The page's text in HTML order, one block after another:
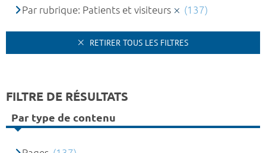
Par rubrique: Patients et visiteurs
(137)
RETIRER TOUS LES FILTRES
FILTRE DE RÉSULTATS
Par type de contenu